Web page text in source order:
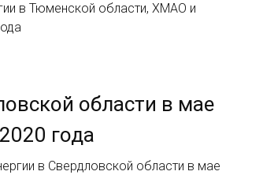
в Тюменской области, ХМАО и
области в мае
года
в Свердловской области в мае